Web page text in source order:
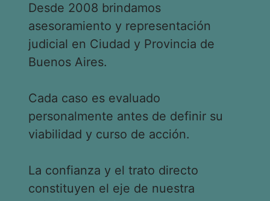
Desde 2008 brindamos
asesoramiento y representación
judicial en Ciudad y Provincia de
Buenos Aires.
Cada caso es evaluado
personalmente antes de definir su
viabilidad y curso de acción.
La confianza y el trato directo
constituyen el eje de nuestra